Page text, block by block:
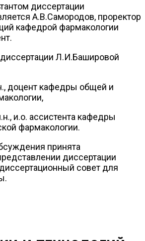
диссертации
А.В.Самородов, проректор
кафедрой фармакологии
Л.И.Башировой
доцент кафедры общей и
и.о. ассистента кафедры
фармакологии.
принята
диссертации
совет для